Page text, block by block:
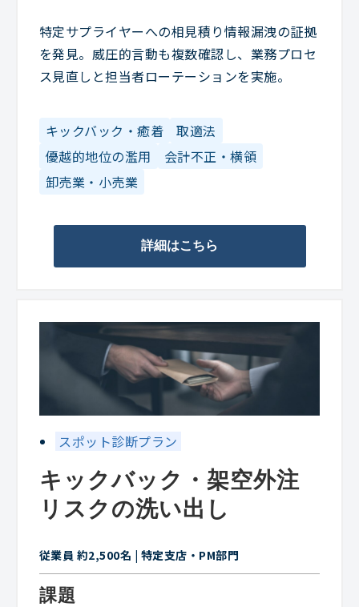
特定サプライヤーへの相見積り情報漏洩の証拠
を発見。威圧的言動も複数確認し、業務プロセ
ス見直しと担当者ローテーションを実施。
キックバック・癒着
取適法
優越的地位の濫用
会計不正・横領
卸売業・小売業
詳細はこちら
スポット診断プラン
キックバック・架空外注
リスクの洗い出し
従業員 約2,500名 | 特定支店・PM部門
課題